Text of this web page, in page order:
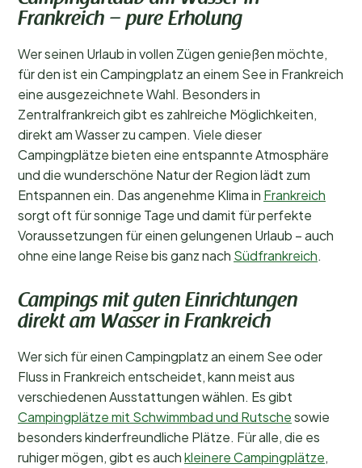
Frankreich – pure Erholung
Wer seinen Urlaub in vollen Zügen genießen möchte,
für den ist ein Campingplatz an einem See in Frankreich
eine ausgezeichnete Wahl. Besonders in
Zentralfrankreich gibt es zahlreiche Möglichkeiten,
direkt am Wasser zu campen. Viele dieser
Campingplätze bieten eine entspannte Atmosphäre
und die wunderschöne Natur der Region lädt zum
Entspannen ein. Das angenehme Klima in Frankreich
sorgt oft für sonnige Tage und damit für perfekte
Voraussetzungen für einen gelungenen Urlaub – auch
ohne eine lange Reise bis ganz nach Südfrankreich.
Campings mit guten Einrichtungen
direkt am Wasser in Frankreich
Wer sich für einen Campingplatz an einem See oder
Fluss in Frankreich entscheidet, kann meist aus
verschiedenen Ausstattungen wählen. Es gibt
Campingplätze mit Schwimmbad und Rutschesowie
besonders kinderfreundliche Plätze. Für alle, die es
ruhiger mögen, gibt es auchkleinere Campingplätze,